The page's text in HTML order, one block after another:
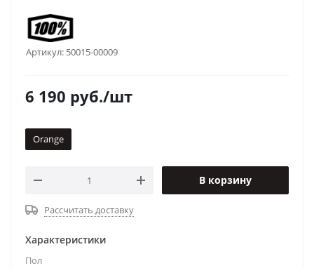
Артикул: 50015-00009
6 190 руб./шт
Orange
В корзину
Рассчитать доставку
Характеристики
Пол